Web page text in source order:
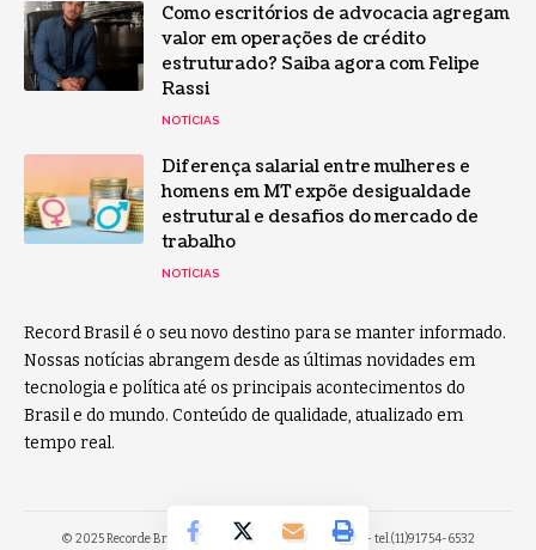
Como escritórios de advocacia agregam
valor em operações de crédito
estruturado? Saiba agora com Felipe
Rassi
NOTÍCIAS
Diferença salarial entre mulheres e
homens em MT expõe desigualdade
estrutural e desafios do mercado de
trabalho
NOTÍCIAS
Record Brasil é o seu novo destino para se manter informado.
Nossas notícias abrangem desde as últimas novidades em
tecnologia e política até os principais acontecimentos do
Brasil e do mundo. Conteúdo de qualidade, atualizado em
tempo real.
© 2025 Recorde Brasil - contato@recordebrasil.com.br - tel.(11)91754-6532